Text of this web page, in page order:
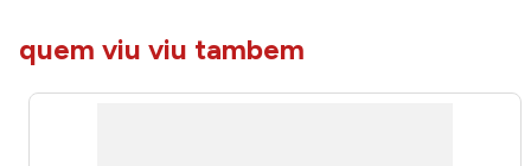
quem viu viu tambem